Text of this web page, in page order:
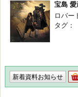
宝島
ロバー
タグ
新着資料お知らせ